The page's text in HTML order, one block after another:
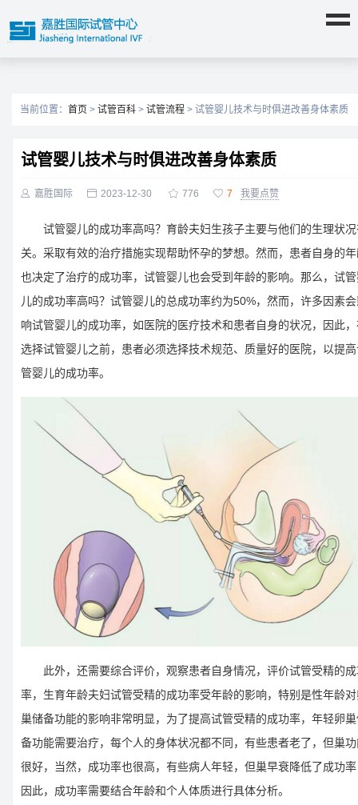
当前位置： 首页 > 试管百科 > 试管流程 > 试管婴儿技术与时俱进改善身体素质
试管婴儿技术与时俱进改善身体素质
 嘉胜国际  2023-12-30  776  7 我要点赞
试管婴儿的成功率高吗？育龄夫妇生孩子主要与他们的生理状况
关。采取有效的治疗措施实现帮助怀孕的梦想。然而，患者自身的
也决定了治疗的成功率，试管婴儿也会受到年龄的影响。那么，试
儿的成功率高吗？试管婴儿的总成功率约为50%，然而，许多因素
响试管婴儿的成功率，如医院的医疗技术和患者自身的状况，因此
选择试管婴儿之前，患者必须选择技术规范、质量好的医院，以提
管婴儿的成功率。
此外，还需要综合评价，观察患者自身情况，评价试管受精的成
率，生育年龄夫妇试管受精的成功率受年龄的影响，特别是性年龄
巢储备功能的影响非常明显，为了提高试管受精的成功率，年轻卵
备功能需要治疗，每个人的身体状况都不同，有些患者老了，但巢
很好，当然，成功率也很高，有些病人年轻，但巢早衰降低了成功
因此，成功率需要结合年龄和个人体质进行具体分析。